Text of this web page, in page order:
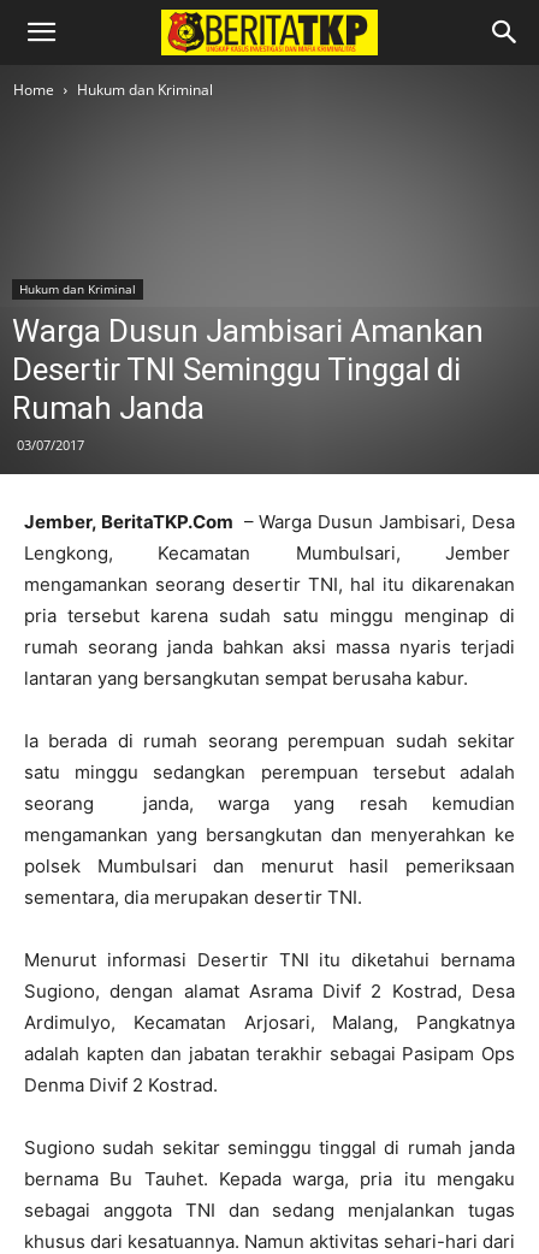
Home Hukum dan Kriminal
Hukum dan Kriminal
Warga Dusun Jambisari Amankan
Desertir TNI Seminggu Tinggal di
Rumah Janda
03/07/2017
Jember, BeritaTKP.Com – Warga Dusun Jambisari, Desa
Lengkong, Kecamatan Mumbulsari, Jember
mengamankan seorang desertir TNI, hal itu dikarenakan
pria tersebut karena sudah satu minggu menginap di
rumah seorang janda bahkan aksi massa nyaris terjadi
lantaran yang bersangkutan sempat berusaha kabur.
Ia berada di rumah seorang perempuan sudah sekitar
satu minggu sedangkan perempuan tersebut adalah
seorang janda, warga yang resah kemudian
mengamankan yang bersangkutan dan menyerahkan ke
polsek Mumbulsari dan menurut hasil pemeriksaan
sementara, dia merupakan desertir TNI.
Menurut informasi Desertir TNI itu diketahui bernama
Sugiono, dengan alamat Asrama Divif 2 Kostrad, Desa
Ardimulyo, Kecamatan Arjosari, Malang, Pangkatnya
adalah kapten dan jabatan terakhir sebagai Pasipam Ops
Denma Divif 2 Kostrad.
Sugiono sudah sekitar seminggu tinggal di rumah janda
bernama Bu Tauhet. Kepada warga, pria itu mengaku
sebagai anggota TNI dan sedang menjalankan tugas
khusus dari kesatuannya. Namun aktivitas sehari-hari dari